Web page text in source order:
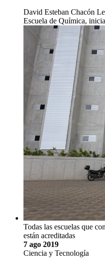
David Esteban Chacón
Escuela de Química,
Todas las escuelas que
están acreditadas
7 ago 2019
Ciencia y Tecnología